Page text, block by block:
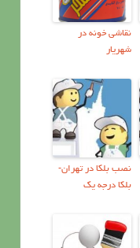
نقاشی خونه در
شهریار
نصب بلکا در تهران-
بلکا درجه یک